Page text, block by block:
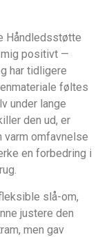
Håndledsstøtte
mig positivt —
har tidligere
føltes
under lange
den ud, er
omfavnelse
en forbedring i
slå-om,
justere den
men gav